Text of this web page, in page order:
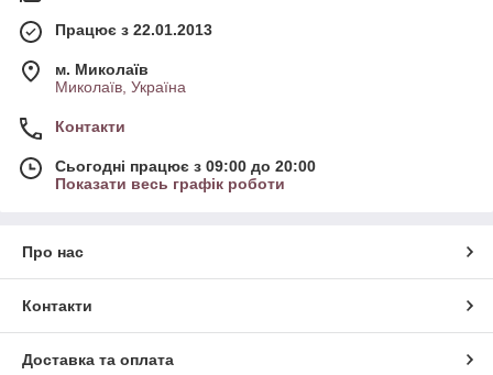
Працює з 22.01.2013
м. Миколаїв
Миколаїв, Україна
Контакти
Сьогодні працює з 09:00 до 20:00
Показати весь графік роботи
Про нас
Контакти
Доставка та оплата